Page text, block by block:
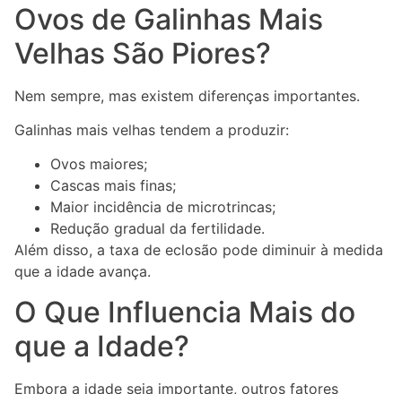
Ovos de Galinhas Mais
Velhas São Piores?
Nem sempre, mas existem diferenças importantes.
Galinhas mais velhas tendem a produzir:
Ovos maiores;
Cascas mais finas;
Maior incidência de microtrincas;
Redução gradual da fertilidade.
Além disso, a taxa de eclosão pode diminuir à medida
que a idade avança.
O Que Influencia Mais do
que a Idade?
Embora a idade seja importante, outros fatores